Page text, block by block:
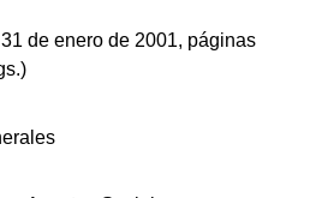
de enero de 2001, páginas
)